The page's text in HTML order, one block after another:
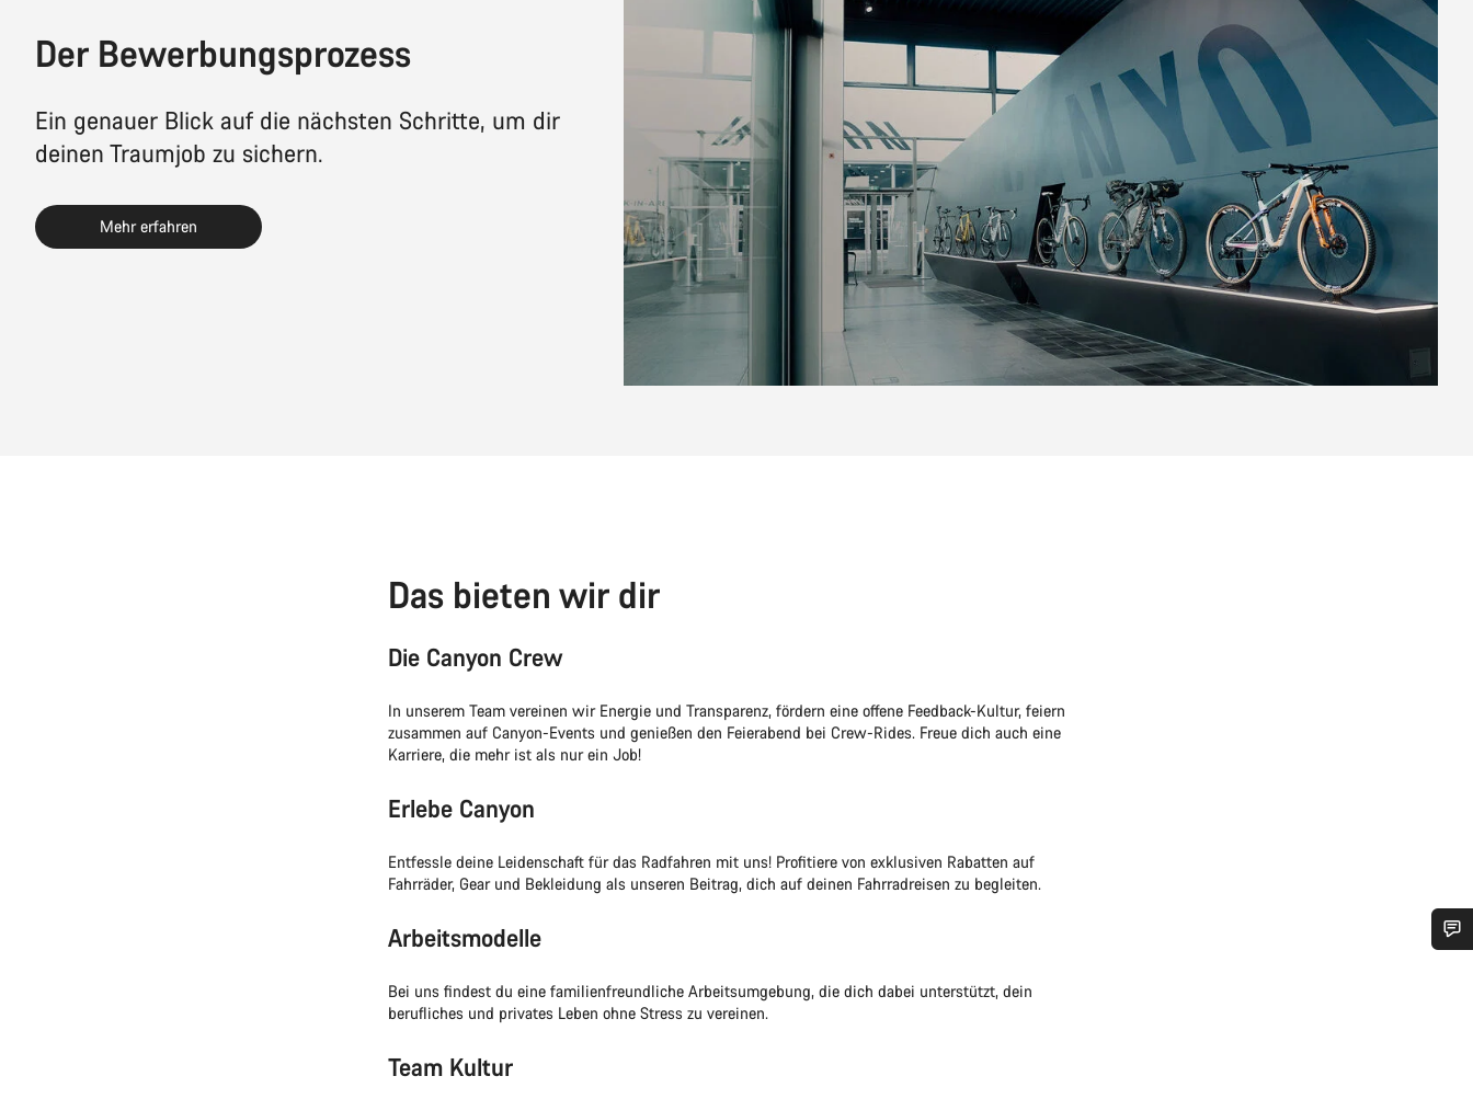
Der Bewerbungsprozess
Ein genauer Blick auf die nächsten Schritte, um dir
deinen Traumjob zu sichern.
Mehr erfahren
Das bieten wir dir
Die Canyon Crew
In unserem Team vereinen wir Energie und Transparenz, fördern eine offene Feedback-Kultur, feiern
zusammen auf Canyon-Events und genießen den Feierabend bei Crew-Rides. Freue dich auch eine
Karriere, die mehr ist als nur ein Job!
Erlebe Canyon
Entfessle deine Leidenschaft für das Radfahren mit uns! Profitiere von exklusiven Rabatten auf
Fahrräder, Gear und Bekleidung als unseren Beitrag, dich auf deinen Fahrradreisen zu begleiten.
Arbeitsmodelle
Bei uns findest du eine familienfreundliche Arbeitsumgebung, die dich dabei unterstützt, dein
berufliches und privates Leben ohne Stress zu vereinen.
Team Kultur